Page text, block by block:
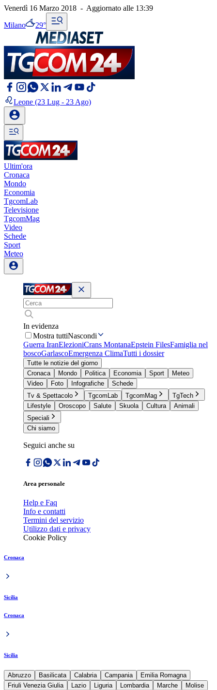
Venerdì 16 Marzo 2018 - Aggiornato alle 13:39
Milano 29°
Leone (23 Lug - 23 Ago)
Ultim'ora
Cronaca
Mondo
Economia
TgcomLab
Televisione
TgcomMag
Video
Schede
Sport
Meteo
In evidenza
Mostra tuttiNascondi
Guerra IranElezioniCrans MontanaEpstein FilesFamiglia nel
boscoGarlascoEmergenza ClimaTutti i dossier
Tutte le notizie del giorno
Cronaca
Mondo Politica Economia Sport
Meteo
Video
Foto Infografiche
Schede
Tv & Spettacolo
TgcomLab TgcomMag
TgTech
Lifestyle
Oroscopo Salute Skuola Cultura
Animali
Speciali
Chi siamo
Seguici anche su
Area personale
Help e Faq
Info e contatti
Termini del servizio
Utilizzo dati e privacy
Cookie Policy
Cronaca
Sicilia
Cronaca
Sicilia
Abruzzo Basilicata Calabria Campania
Emilia Romagna
Friuli Venezia Giulia
Lazio Liguria Lombardia Marche
Molise